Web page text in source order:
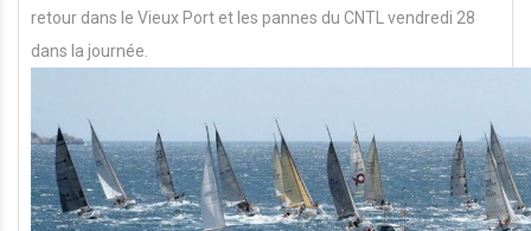
retour dans le Vieux Port et les pannes du CNTL vendredi 28
dans la journée.